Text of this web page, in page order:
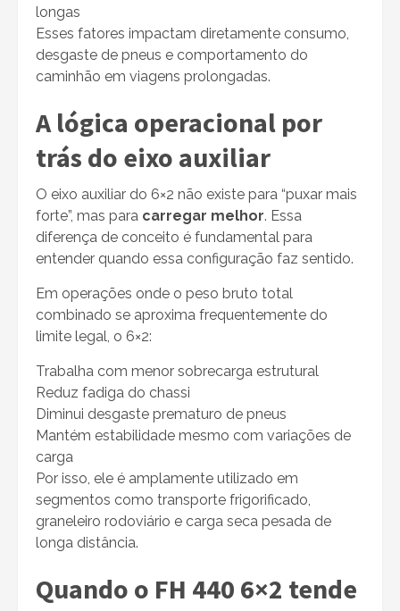
longas
Esses fatores impactam diretamente consumo,
desgaste de pneus e comportamento do
caminhão em viagens prolongadas.
A lógica operacional por
trás do eixo auxiliar
O eixo auxiliar do 6×2 não existe para “puxar mais
forte”, mas para carregar melhor. Essa
diferença de conceito é fundamental para
entender quando essa configuração faz sentido.
Em operações onde o peso bruto total
combinado se aproxima frequentemente do
limite legal, o 6×2:
Trabalha com menor sobrecarga estrutural
Reduz fadiga do chassi
Diminui desgaste prematuro de pneus
Mantém estabilidade mesmo com variações de
carga
Por isso, ele é amplamente utilizado em
segmentos como transporte frigorificado,
graneleiro rodoviário e carga seca pesada de
longa distância.
Quando o FH 440 6×2 tende